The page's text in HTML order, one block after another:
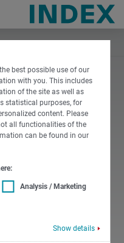
best possible use of our
with you. This includes
of the site as well as
statistical purposes, for
content. Please
all functionalities of the
can be found in our
Analysis / Marketing
Show details
работы
в
выполняются
также выполняют
все меры, чтобы вы
короткое время.